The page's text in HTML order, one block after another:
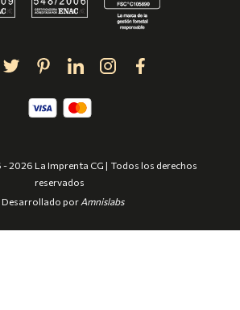
2026 La Imprenta CG | Todos los derechos
reservados
Desarrollado por Amnislabs